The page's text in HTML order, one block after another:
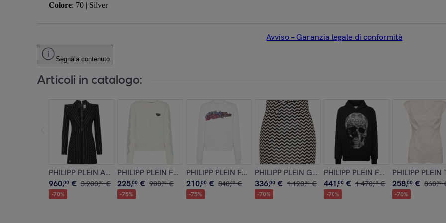
Colore: 70 | Silver
Avviso – Garanzia legale di conformità
Segnala contenuto
Articoli in catalogo:
PHILIPP PLEIN Abito corto
960,00 € 3.200,00 €
-70%
PHILIPP PLEIN Felpa
225,00 € 900,00 €
-75%
PHILIPP PLEIN Felpa BOMBING GRAFFITI
210,00 € 840,00 €
-75%
PHILIPP PLEIN Gonna corta
336,00 € 1.120,00 €
-70%
PHILIPP PLEIN Felpa con
441,00 € 1.470,00 €
-70%
PHILIPP PLEIN
258,00 € 860,00
-70%